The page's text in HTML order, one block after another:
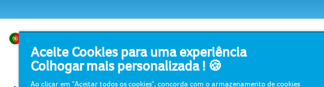
A Essity é uma empresa líder global em higiene e
Nosso objetivo é quebrar barreiras pelo bem-estar
Aceite Cookies para uma experiência
Colhogar mais personalizada ! 🍪
Ao clicar em "Aceitar todos os cookies", concorda com o armazenamento de cookies